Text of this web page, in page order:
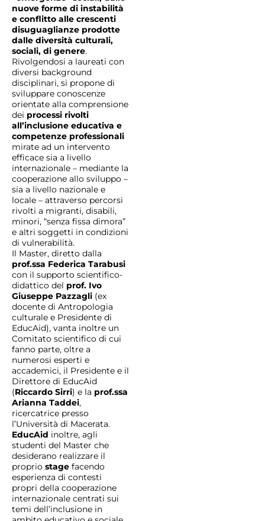
nuove forme di instabilità
e conflitto alle crescenti
disuguaglianze prodotte
dalle diversità culturali,
sociali, di genere.
Rivolgendosi a laureati con
diversi background
disciplinari, si propone di
sviluppare conoscenze
orientate alla comprensione
dei processi rivolti
all’inclusione educativa e
competenze professionali
mirate ad un intervento
efficace sia a livello
internazionale – mediante la
cooperazione allo sviluppo –
sia a livello nazionale e
locale – attraverso percorsi
rivolti a migranti, disabili,
minori, “senza fissa dimora”
e altri soggetti in condizioni
di vulnerabilità.
Il Master, diretto dalla
prof.ssa Federica Tarabusi
con il supporto scientifico-
didattico del prof. Ivo
Giuseppe Pazzagli (ex
docente di Antropologia
culturale e Presidente di
EducAid), vanta inoltre un
Comitato scientifico di cui
fanno parte, oltre a
numerosi esperti e
accademici, il Presidente e il
Direttore di EducAid
(Riccardo Sirri) e la prof.ssa
Arianna Taddei,
ricercatrice presso
l’Università di Macerata.
EducAid inoltre, agli
studenti del Master che
desiderano realizzare il
proprio stage facendo
esperienza di contesti
propri della cooperazione
internazionale centrati sui
temi dell’inclusione in